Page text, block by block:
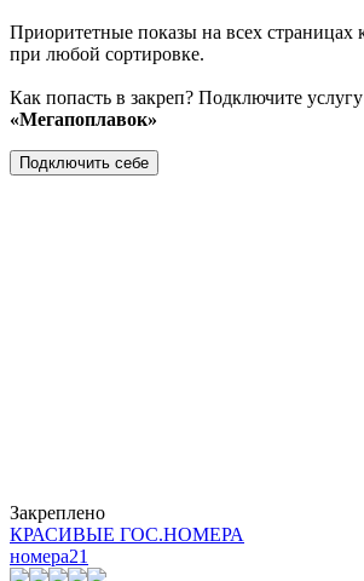
Приоритетные показы на всех страницах
при любой сортировке.
Как попасть в закреп? Подключите
«Мегапоплавок»
Подключить себе
Закреплено
КРАСИВЫЕ ГОС.НОМЕРА
номера21